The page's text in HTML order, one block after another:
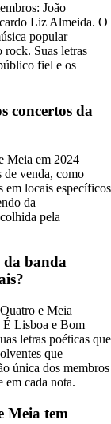
João
Liz Almeida. O
popular
Suas letras
fiel e os
concertos da
Meia em 2024
de venda, como
em locais específicos
da
pela
da banda
e Meia
É Lisboa e Bom
letras poéticas que
que
única dos membros
em cada nota.
Meia tem